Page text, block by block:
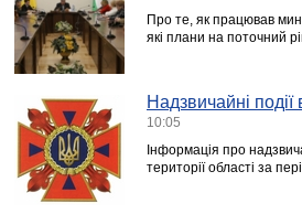
Про те, як працював
які плани на поточний
Надзвичайні події
10:05
Інформація про
території області за